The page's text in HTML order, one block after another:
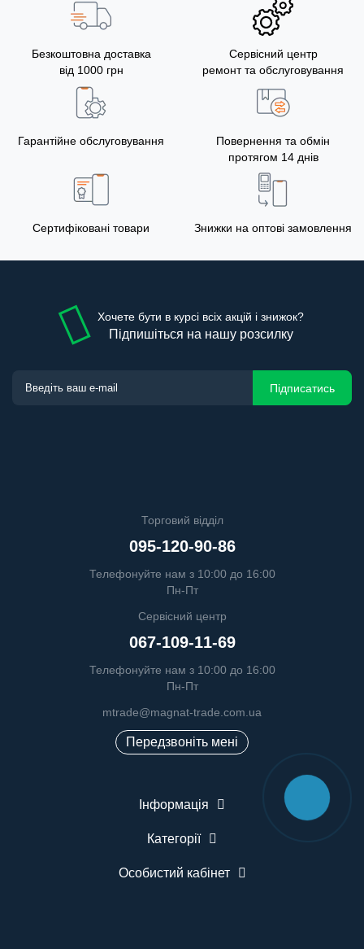
Безкоштовна доставка
від 1000 грн
Сервісний центр
ремонт та обслуговування
Гарантійне обслуговування
Повернення та обмін
протягом 14 днів
Сертифіковані товари Знижки на оптові замовлення
Хочете бути в курсі всіх акцій і знижок?
Підпишіться на нашу розсилку
Підписатись
Торговий відділ
095-120-90-86
Телефонуйте нам з 10:00 до 16:00
Пн-Пт
Сервісний центр
067-109-11-69
Телефонуйте нам з 10:00 до 16:00
Пн-Пт
mtrade@magnat-trade.com.ua
Передзвоніть мені
Інформація
Категорії
Особистий кабінет